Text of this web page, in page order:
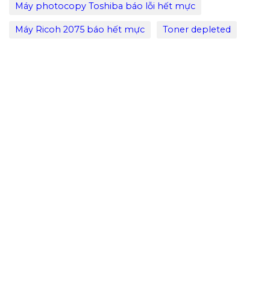
Máy photocopy Toshiba báo lỗi hết mực
Máy Ricoh 2075 báo hết mực Toner depleted